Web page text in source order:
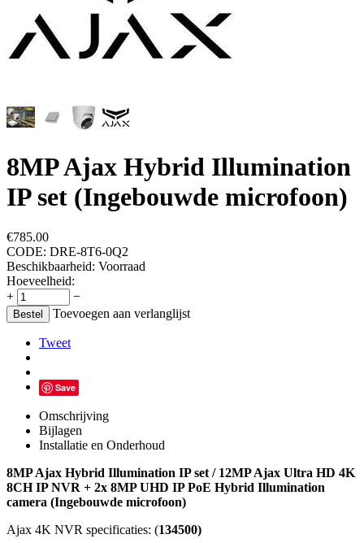
8MP Ajax Hybrid Illumination
IP set (Ingebouwde microfoon)
€785.00
CODE: DRE-8T6-0Q2
Beschikbaarheid: Voorraad
Hoeveelheid:
+
−
Bestel Toevoegen aan verlanglijst
Tweet
Save
Omschrijving
Bijlagen
Installatie en Onderhoud
8MP Ajax Hybrid Illumination IP set / 12MP Ajax Ultra HD 4K
8CH IP NVR + 2x 8MP UHD IP PoE Hybrid Illumination
camera (Ingebouwde microfoon)
Ajax 4K NVR specificaties: (134500)